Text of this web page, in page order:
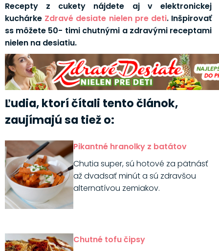
Recepty z cukety nájdete aj v elektronickej
kuchárke Zdravé desiate nielen pre deti. Inšpirovať
ss môžete 50- timi chutnými a zdravými receptami
nielen na desiatiu.
Ľudia, ktorí čítali tento článok,
zaujímajú sa tiež o:
Pikantné hranolky z batátov
Chutia super, sú hotové za pätnásť
až dvadsať minút a sú zdravšou
alternatívou zemiakov.
Chutné tofu čipsy